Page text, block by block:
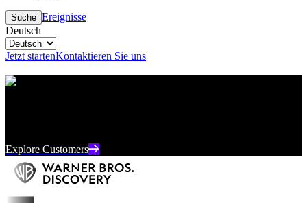
Suche Ereignisse
Deutsch
Jetzt startenKontaktieren Sie uns
Customers Are Our #1
Explore Customers